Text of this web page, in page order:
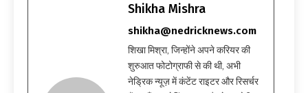
Shikha Mishra
shikha@nedricknews.com
शिखा मिश्रा, जिन्होंने अपने करियर की
शुरुआत फोटोग्राफी से की थी, अभी
नेड्रिक न्यूज़ में कंटेंट राइटर और रिसर्चर